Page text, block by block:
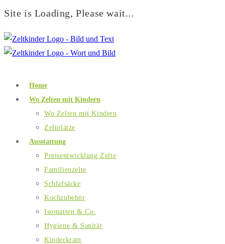
Site is Loading, Please wait...
Home
Wo Zelten mit Kindern
Wo Zelten mit Kindern
Zeltplätze
Ausstattung
Preisentwicklung Zelte
Familienzelte
Schlafsäcke
Kochzubehör
Isomatten & Co.
Hygiene & Sanitär
Kinderkram